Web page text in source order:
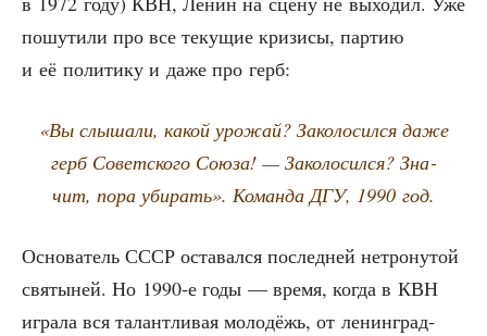
пошу­ти­ли про все теку­щие кри­зи­сы, пар­тию
и её поли­ти­ку и даже про герб:
«Вы слы­ша­ли, какой уро­жай? Зако­ло­сил­ся даже
герб Совет­ско­го Сою­за! — Зако­ло­сил­ся? Зна­
чит, пора уби­рать». Коман­да ДГУ, 1990 год.
Осно­ва­тель СССР оста­вал­ся послед­ней нетро­ну­той
свя­ты­ней. Но 1990‑е годы — вре­мя, когда в КВН
игра­ла вся талант­ли­вая моло­дёжь, от ленин­град­